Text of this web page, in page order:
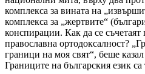
комплекса за вината на
комплекса за „жертвите“
конспирации. Как да се съчетаят
православна ортодоксалност?
граници на моя свят“, беше
Границите на българския език